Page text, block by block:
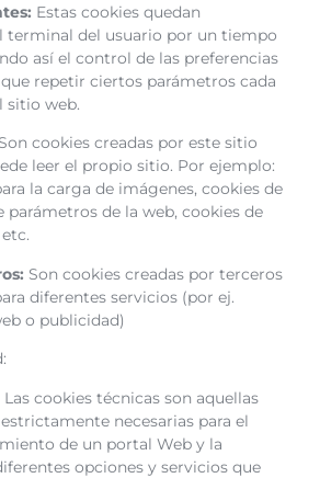
Estas cookies quedan
terminal del usuario por un tiempo
así el control de las preferencias
repetir ciertos parámetros cada
sitio web.
Son cookies creadas por este sitio
leer el propio sitio. Por ejemplo:
la carga de imágenes, cookies de
parámetros de la web, cookies de
Son cookies creadas por terceros
diferentes servicios (por ej.
o publicidad)
Las cookies técnicas son aquellas
necesarias para el
de un portal Web y la
opciones y servicios que